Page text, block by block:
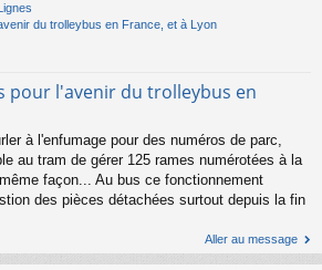
du trolleybus en France, et à Lyon
pour l'avenir du trolleybus en
à l'enfumage pour des numéros de parc,
au tram de gérer 125 rames numérotées à la
façon... Au bus ce fonctionnement
des pièces détachées surtout depuis la fin
Aller au message